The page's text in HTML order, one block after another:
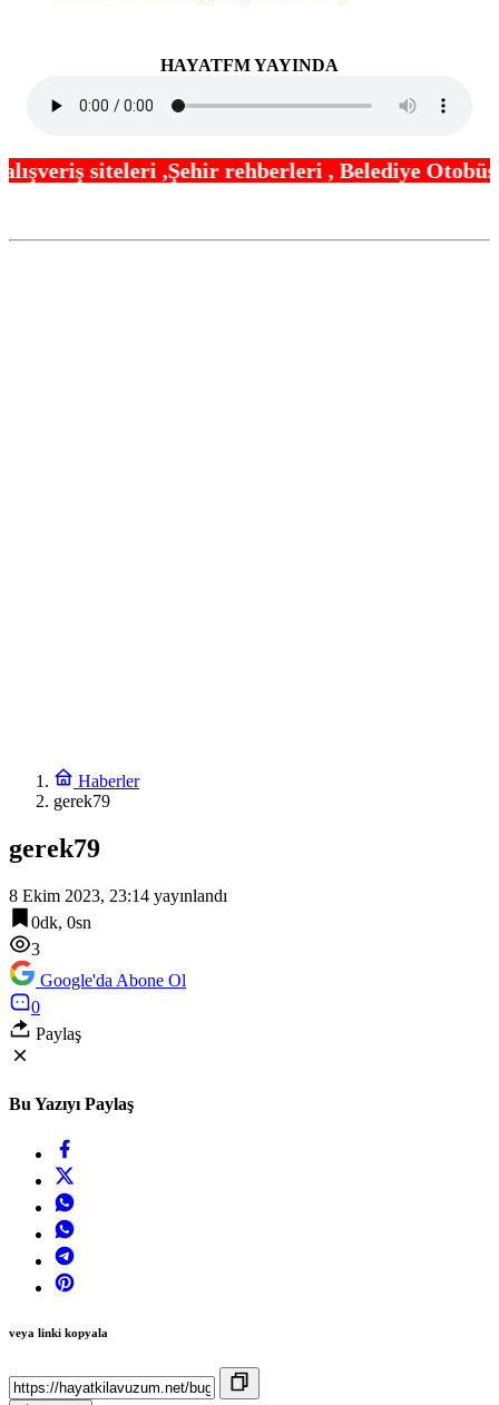
HAYATFM YAYINDA
,Şehir rehberleri , Belediye
Haberler
gerek79
gerek79
8 Ekim 2023, 23:14 yayınlandı
0dk, 0sn
3
Google'da Abone Ol
0
Paylaş
Bu Yazıyı Paylaş
veya linki kopyala